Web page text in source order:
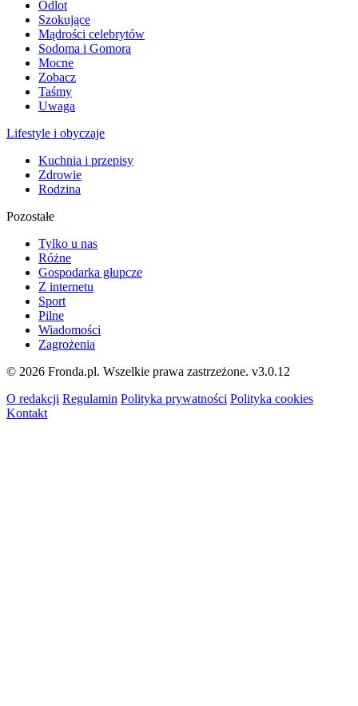
Odlot
Szokujące
Mądrości celebrytów
Sodoma i Gomora
Mocne
Zobacz
Taśmy
Uwaga
Lifestyle i obyczaje
Kuchnia i przepisy
Zdrowie
Rodzina
Pozostałe
Tylko u nas
Różne
Gospodarka głupcze
Z internetu
Sport
Pilne
Wiadomości
Zagrożenia
© 2026 Fronda.pl. Wszelkie prawa zastrzeżone. v3.0.12
O redakcji Regulamin Polityka prywatności Polityka cookies
Kontakt